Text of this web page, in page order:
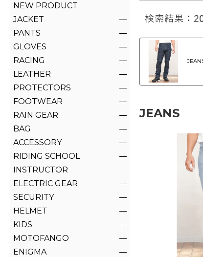
NEW PRODUCT
JACKET
PANTS
GLOVES
RACING
LEATHER
PROTECTORS
FOOTWEAR
RAIN GEAR
BAG
ACCESSORY
RIDING SCHOOL
INSTRUCTOR
ELECTRIC GEAR
SECURITY
HELMET
KIDS
MOTOFANGO
ENIGMA
検索結果：
JEANS